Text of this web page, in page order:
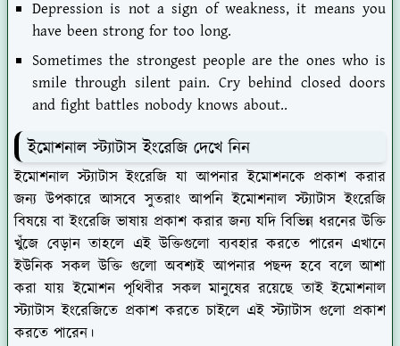
Depression is not a sign of weakness, it means you
have been strong for too long.
Sometimes the strongest people are the ones who is
smile through silent pain. Cry behind closed doors
and fight battles nobody knows about..
ইমোশনাল স্ট্যাটাস ইংরেজি দেখে নিন
ইমোশনাল স্ট্যাটাস ইংরেজি যা আপনার ইমোশনকে প্রকাশ করার
জন্য উপকারে আসবে সুতরাং আপনি ইমোশনাল স্ট্যাটাস ইংরেজি
বিষয়ে বা ইংরেজি ভাষায় প্রকাশ করার জন্য যদি বিভিন্ন ধরনের উক্তি
খুঁজে বেড়ান তাহলে এই উক্তিগুলো ব্যবহার করতে পারেন এখানে
ইউনিক সকল উক্তি গুলো অবশ্যই আপনার পছন্দ হবে বলে আশা
করা যায় ইমোশন পৃথিবীর সকল মানুষের রয়েছে তাই ইমোশনাল
স্ট্যাটাস ইংরেজিতে প্রকাশ করতে চাইলে এই স্ট্যাটাস গুলো প্রকাশ
করতে পারেন।